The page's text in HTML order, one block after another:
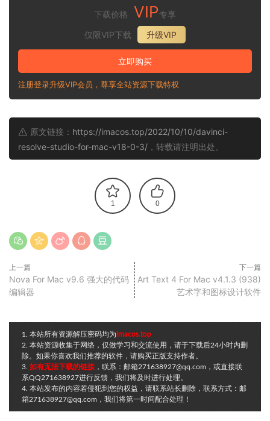
下载价格 VIP专享
仅限VIP下载
升级VIP
立即购买
注册登录升级VIP会员，尊享全站资源下载特权
原文链接： https://imacos.top/2022/10/10/davinci-
resolve-studio-for-mac-v18-0-3/ ，转载请注明出处。
1 0
上一篇
Nova For Mac v9.6 强大的代码
编辑器
下一篇
Art Text 4 For Mac v4.1.3 (938)
艺术字和图标设计软件
1. 本站所有资源解压密码均为imacos.top
2. 本站资源收集于网络，仅做学习和交流使用，请于下载后24小时内删
除。如果你喜欢我们推荐的软件，请购买正版支持作者。
3. 如有无法下载的链接 ，联系：邮箱271638927@qq.com，或直接联
系QQ271638927进行反馈，我们将及时进行处理。
4. 本站发布的内容若侵犯到您的权益，请联系站长删除，联系方式：邮
箱271638927@qq.com，我们将第一时间配合处理！